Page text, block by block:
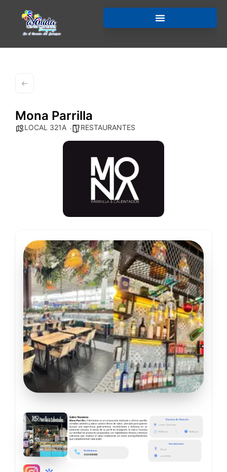
Mona Parrilla
LOCAL 321A RESTAURANTES